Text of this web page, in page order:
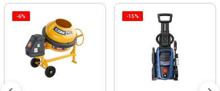
-6% -15%